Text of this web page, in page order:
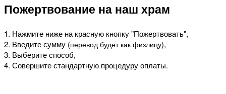
Пожертвование на наш храм
1. Нажмите ниже на красную кнопку "Пожертвовать",
2. Введите сумму (перевод будет как физлицу),
3. Выберите способ,
4. Совершите стандартную процедуру оплаты.